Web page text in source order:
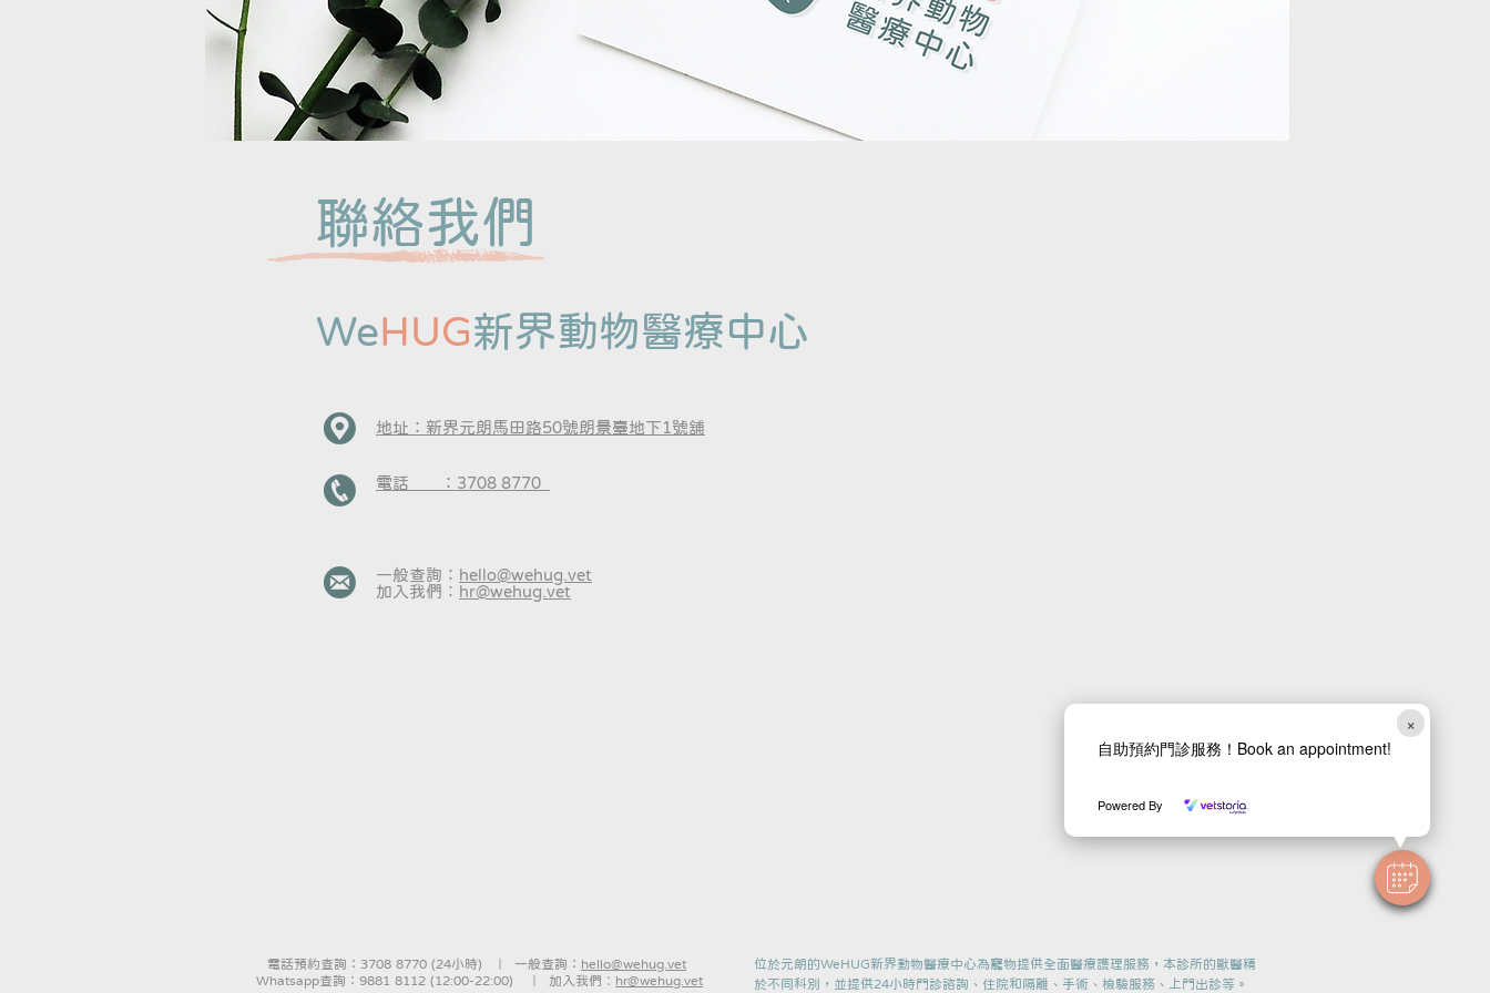
×
自助預約門診服務！Book an appointment!
Powered By
聯絡我們
WeHUG新界動物醫療中心
地址：新界元朗馬田路50號朗景臺地下1號舖
​電話 ：3708 8770
一般查詢： hello@wehug.vet
加入我們︰ hr@wehug.vet
​ 電話預約查詢：3708 8770 (24小時) ｜ 一般查詢： hello@wehug.vet
​Whatsapp查詢：9881 8112 (12:00-22:00)
加入我們︰ hr@wehug.vet
位於元朗的WeHUG新界動物醫療中心為寵物提供全面醫療護理服務，本診所的獸醫精
於不同科別，並提供24小時門診諮詢、住院和隔離、手術、檢驗服務、上門出診等。